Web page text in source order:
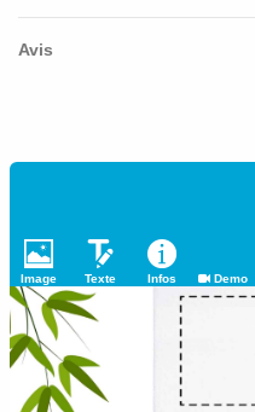
Avis
Image Texte Infos Demo